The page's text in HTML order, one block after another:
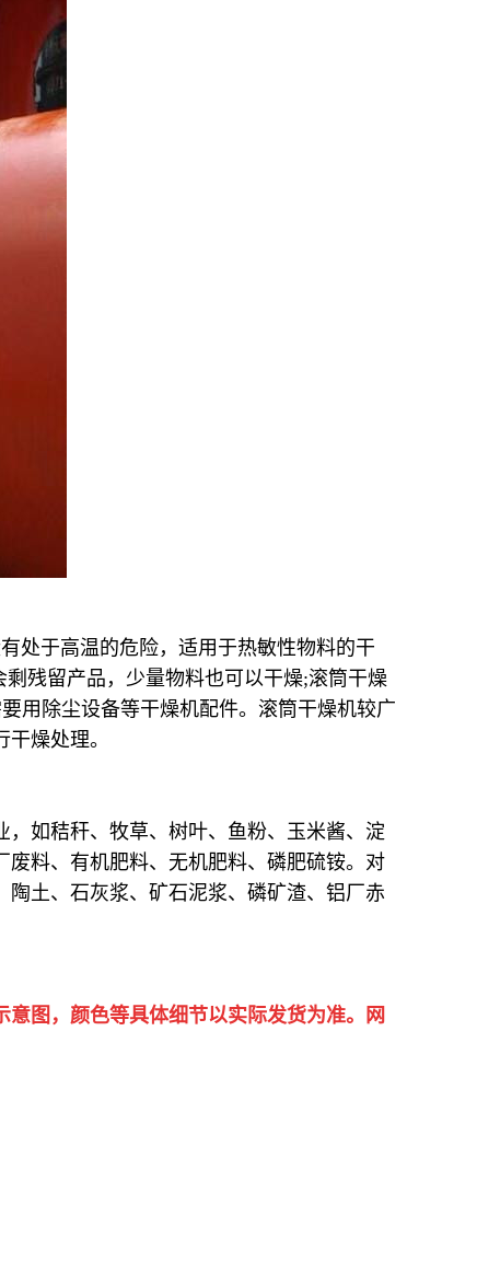
处于高温的危险，适用于热敏性物料的干
残留产品，少量物料也可以干燥;滚筒干燥
用除尘设备等干燥机配件。滚筒干燥机较广
燥处理。
如秸秆、牧草、树叶、鱼粉、玉米酱、淀
料、有机肥料、无机肥料、磷肥硫铵。对
土、石灰浆、矿石泥浆、磷矿渣、铝厂赤
图，颜色等具体细节以实际发货为准。网